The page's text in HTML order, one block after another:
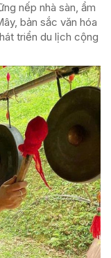
nếp nhà sàn, ẩm
bản sắc văn hóa
triển du lịch cộng